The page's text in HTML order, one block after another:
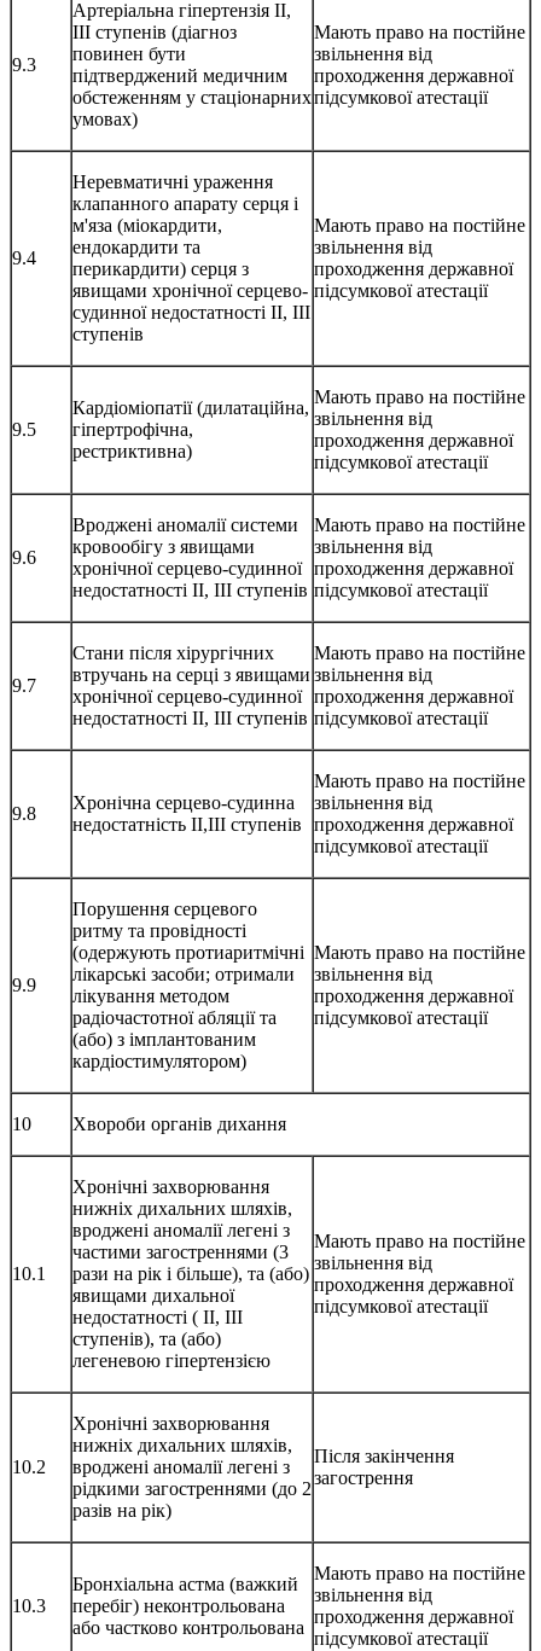
9.3
Артеріальна гіпертензія II,
III ступенів (діагноз
повинен бути
підтверджений медичним
обстеженням у стаціонарних
умовах)
Мають право на постійне
звільнення від
проходження державної
підсумкової атестації
9.4
Неревматичні ураження
клапанного апарату серця і
м'яза (міокардити,
ендокардити та
перикардити) серця з
явищами хронічної серцево-
судинної недостатності IІ, ІІІ
ступенів
Мають право на постійне
звільнення від
проходження державної
підсумкової атестації
9.5
Кардіоміопатії (дилатаційна,
гіпертрофічна,
рестриктивна)
Мають право на постійне
звільнення від
проходження державної
підсумкової атестації
9.6
Вроджені аномалії системи
кровообігу з явищами
хронічної серцево-судинної
недостатності ІІ, ІІІ ступенів
Мають право на постійне
звільнення від
проходження державної
підсумкової атестації
9.7
Стани після хірургічних
втручань на серці з явищами
хронічної серцево-судинної
недостатності IІ, ІІІ ступенів
Мають право на постійне
звільнення від
проходження державної
підсумкової атестації
9.8
Хронічна серцево-судинна
недостатність IІ,ІІІ ступенів
Мають право на постійне
звільнення від
проходження державної
підсумкової атестації
9.9
Порушення серцевого
ритму та провідності
(одержують протиаритмічні
лікарські засоби; отримали
лікування методом
радіочастотної абляції та
(або) з імплантованим
кардіостимулятором)
Мають право на постійне
звільнення від
проходження державної
підсумкової атестації
10 Хвороби органів дихання
10.1
Хронічні захворювання
нижніх дихальних шляхів,
вроджені аномалії легені з
частими загостреннями (3
рази на рік і більше), та (або)
явищами дихальної
недостатності ( II, III
ступенів), та (або)
легеневою гіпертензією
Мають право на постійне
звільнення від
проходження державної
підсумкової атестації
10.2
Хронічні захворювання
нижніх дихальних шляхів,
вроджені аномалії легені з
рідкими загостреннями (до 2
разів на рік)
Після закінчення
загострення
10.3
Бронхіальна астма (важкий
перебіг) неконтрольована
або частково контрольована
Мають право на постійне
звільнення від
проходження державної
підсумкової атестації